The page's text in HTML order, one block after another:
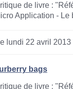
de livre :
Application - Le
lundi 22 avril
bags
de livre :